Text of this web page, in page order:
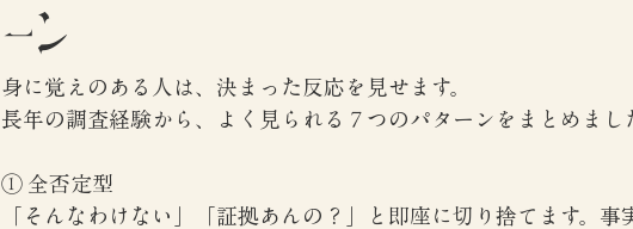
ーン
身に覚えのある人は、決まった反応を見せます。
長年の調査経験から、よく見られる７つのパターンをまとめまし
① 全否定型
「そんなわけない」「証拠あんの？」と即座に切り捨てます。